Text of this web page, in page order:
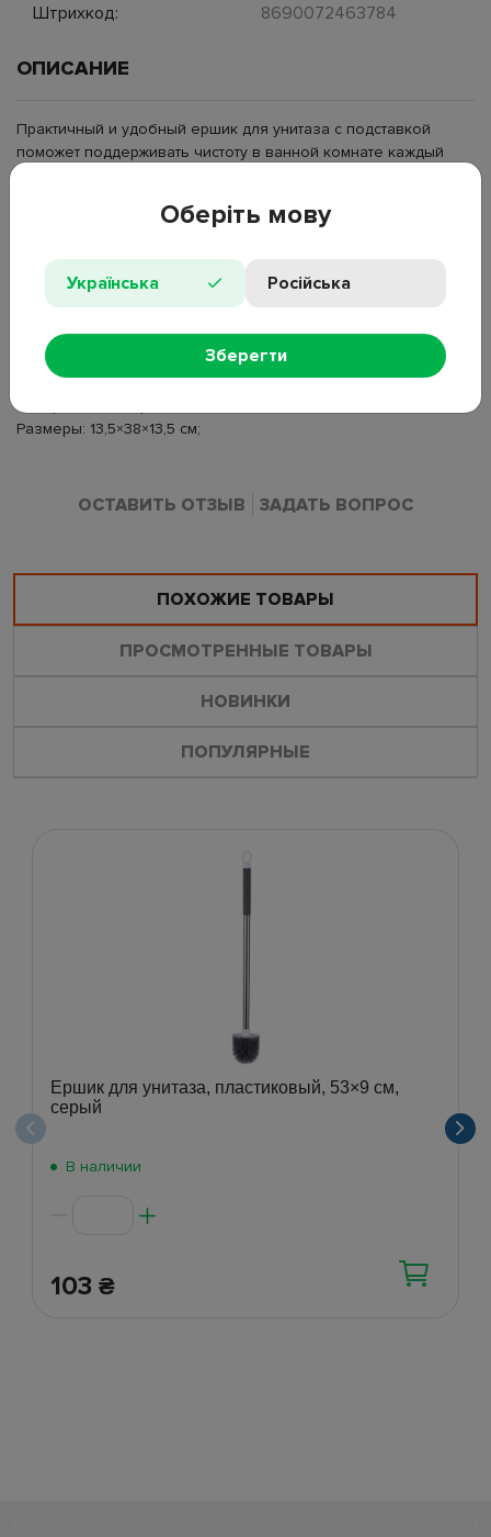
Штрихкод:
8690072463784
ОПИСАНИЕ
Практичный и удобный ершик для унитаза с подставкой
поможет поддерживать чистоту в ванной комнате каждый
очищается, оптимальная длина ручки обеспечивает
компактная подставка позволяет аккуратно хранить
аксессуар, лаконичный дизайн и универсальный серый цвет
гармонично вписываются в любой интерьер.
Тип: ершик для унитаза;
Комплектация: ершик, подставка;
Материал: полипропилен;
Размеры: 13,5×38×13,5 см;
ОСТАВИТЬ ОТЗЫВ ЗАДАТЬ ВОПРОС
ПОХОЖИЕ ТОВАРЫ
ПРОСМОТРЕННЫЕ ТОВАРЫ
НОВИНКИ
ПОПУЛЯРНЫЕ
Ершик для унитаза, пластиковый, 53×9 см,
серый
В наличии
103 ₴
Оберіть мову
Українська Російська
Зберегти